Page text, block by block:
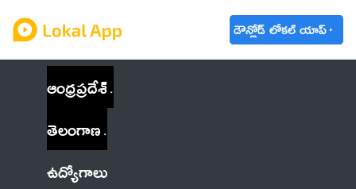
డౌన్లోడ్ లోకల్ యాప్
ఆంధ్రప్రదేశ్
తెలంగాణ
ఉద్యోగాలు